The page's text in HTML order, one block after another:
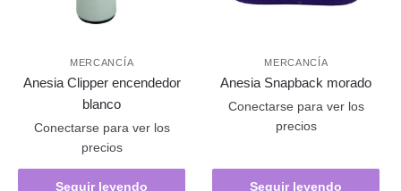
MERCANCÍA
Anesia Clipper encendedor
blanco
Conectarse para ver los
precios
Seguir leyendo
MERCANCÍA
Anesia Snapback morado
Conectarse para ver los
precios
Seguir leyendo